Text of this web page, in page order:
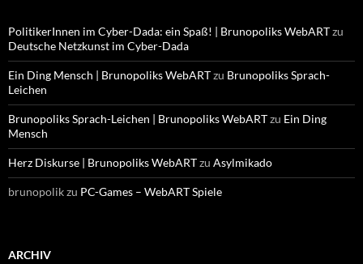
PolitikerInnen im Cyber-Dada: ein Spaß! | Brunopoliks WebARTzu
Deutsche Netzkunst im Cyber-Dada
Ein Ding Mensch | Brunopoliks WebARTzu Brunopoliks Sprach-
Leichen
Brunopoliks Sprach-Leichen | Brunopoliks WebARTzu Ein Ding
Mensch
Herz Diskurse | Brunopoliks WebARTzu Asylmikado
brunopolikzu PC-Games – WebART Spiele
ARCHIV